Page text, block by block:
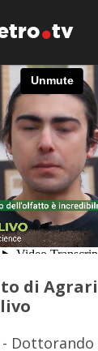
tv
di
Dottorando